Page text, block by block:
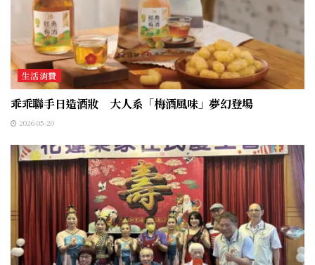
生活消費
乖乖聯手日造酒妝 大人系「梅酒風味」夢幻登場
2026-05-20